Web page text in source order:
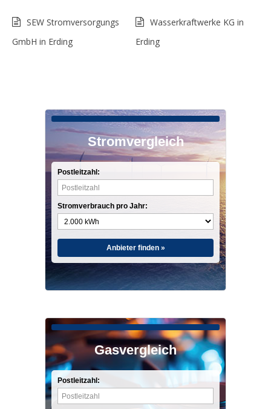
SEW Stromversorgungs
GmbH in Erding
Wasserkraftwerke KG in
Erding
Stromvergleich
Postleitzahl:
Stromverbrauch pro Jahr:
Anbieter finden »
Gasvergleich
Postleitzahl: